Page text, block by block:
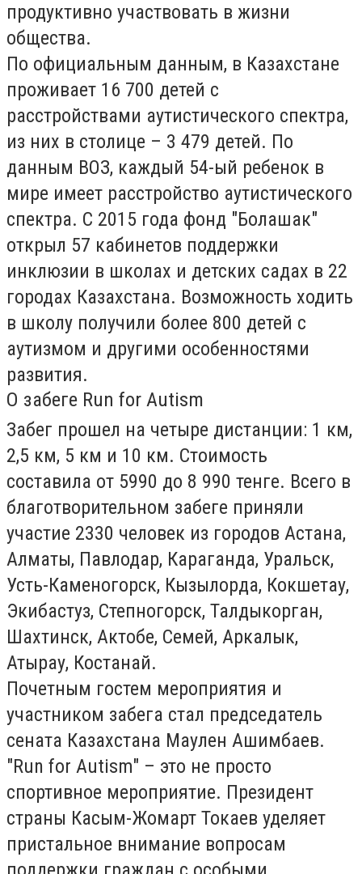
продуктивно участвовать в жизни
общества.
По официальным данным, в Казахстане
проживает 16 700 детей с
расстройствами аутистического спектра,
из них в столице – 3 479 детей. По
данным ВОЗ, каждый 54-ый ребенок в
мире имеет расстройство аутистического
спектра. С 2015 года фонд "Болашак"
открыл 57 кабинетов поддержки
инклюзии в школах и детских садах в 22
городах Казахстана. Возможность ходить
в школу получили более 800 детей с
аутизмом и другими особенностями
развития.
О забеге Run for Autism
Забег прошел на четыре дистанции: 1 км,
2,5 км, 5 км и 10 км. Стоимость
составила от 5990 до 8 990 тенге. Всего в
благотворительном забеге приняли
участие 2330 человек из городов Астана,
Алматы, Павлодар, Караганда, Уральск,
Усть-Каменогорск, Кызылорда, Кокшетау,
Экибастуз, Степногорск, Талдыкорган,
Шахтинск, Актобе, Семей, Аркалык,
Атырау, Костанай.
Почетным гостем мероприятия и
участником забега стал председатель
сената Казахстана Маулен Ашимбаев.
"Run for Autism" – это не просто
спортивное мероприятие. Президент
страны Касым-Жомарт Токаев уделяет
пристальное внимание вопросам